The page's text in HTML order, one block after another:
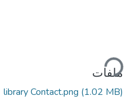
ملفات
library Contact.png (1.02 MB)